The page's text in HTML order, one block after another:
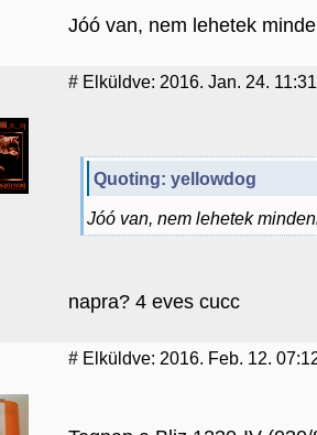
Jóó van, nem lehetek
# Elküldve: 2016. Jan. 24. 11:31
Quoting: yellowdog
Jóó van, nem lehetek
napra? 4 eves cucc
# Elküldve: 2016. Feb. 12.